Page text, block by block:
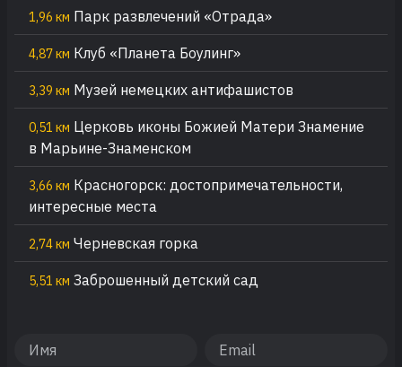
1,96 км Парк развлечений «Отрада»
4,87 км Клуб «Планета Боулинг»
3,39 км Музей немецких антифашистов
0,51 км Церковь иконы Божией Матери Знамение
в Марьине-Знаменском
3,66 км Красногорск: достопримечательности,
интересные места
2,74 км Черневская горка
5,51 км Заброшенный детский сад